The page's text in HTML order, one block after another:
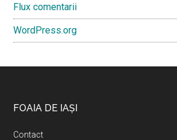
Flux comentarii
WordPress.org
Footer
FOAIA DE IAȘI
Contact